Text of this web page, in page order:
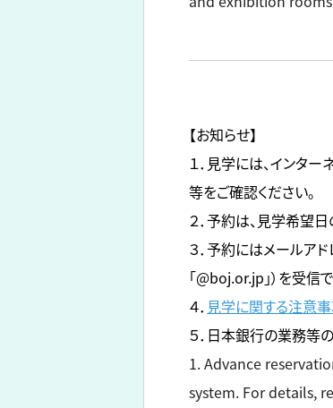
【お知らせ】
１．見学には、インタ
等をご確認ください。
２．予約は、見学希望
３．予約にはメールア
「@boj.or.jp」）を受信
４． 見学に関する注意
５．日本銀行の業務等
1. Advance
system. For details,